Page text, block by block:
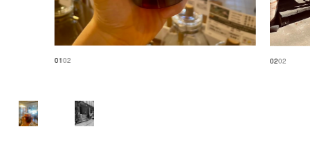
0102 0202